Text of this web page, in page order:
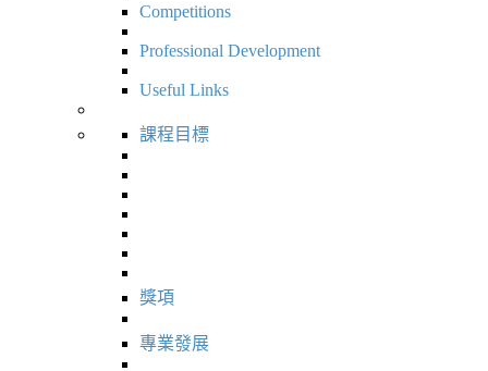
Competitions
Professional Development
Useful Links
課程目標
獎項
專業發展